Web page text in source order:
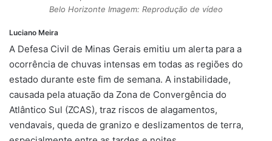
Belo Horizonte Imagem: Reprodução de vídeo
Luciano Meira
A Defesa Civil de Minas Gerais emitiu um alerta para a
ocorrência de chuvas intensas em todas as regiões do
estado durante este fim de semana. A instabilidade,
causada pela atuação da Zona de Convergência do
Atlântico Sul (ZCAS), traz riscos de alagamentos,
vendavais, queda de granizo e deslizamentos de terra,